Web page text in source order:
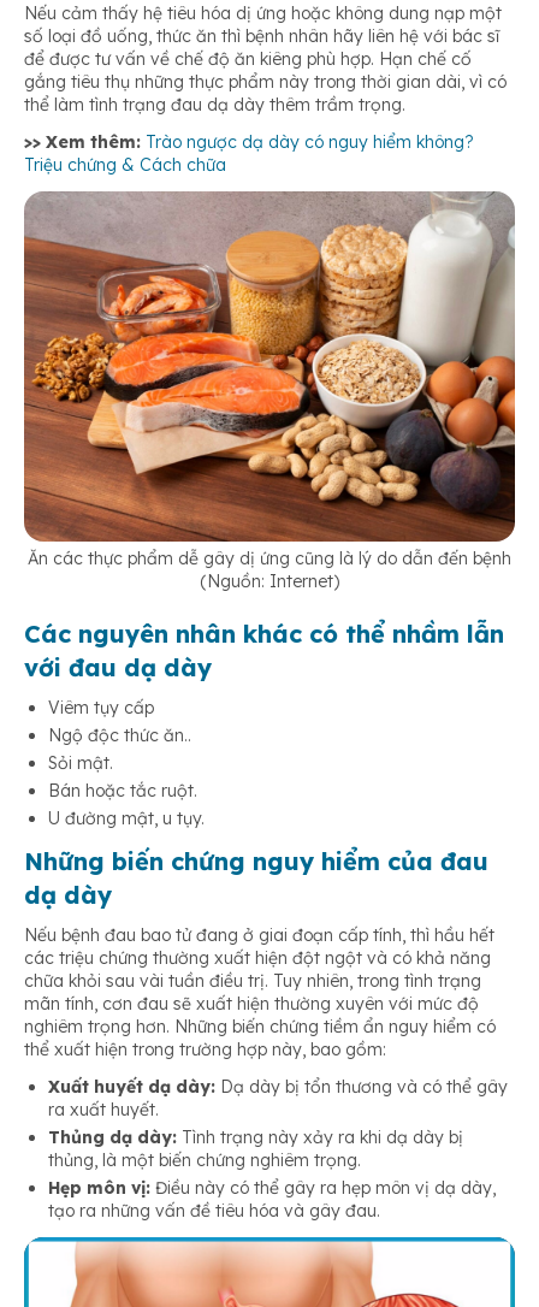
Nếu cảm thấy hệ tiêu hóa dị ứng hoặc không dung nạp một
số loại đồ uống, thức ăn thì bệnh nhân hãy liên hệ với bác sĩ
để được tư vấn về chế độ ăn kiêng phù hợp. Hạn chế cố
gắng tiêu thụ những thực phẩm này trong thời gian dài, vì có
thể làm tình trạng đau dạ dày thêm trầm trọng.
>> Xem thêm: Trào ngược dạ dày có nguy hiểm không?
Triệu chứng & Cách chữa
Ăn các thực phẩm dễ gây dị ứng cũng là lý do dẫn đến bệnh
(Nguồn: Internet)
Các nguyên nhân khác có thể nhầm lẫn
với đau dạ dày
Viêm tụy cấp
Ngộ độc thức ăn..
Sỏi mật.
Bán hoặc tắc ruột.
U đường mật, u tụy.
Những biến chứng nguy hiểm của đau
dạ dày
Nếu bệnh đau bao tử đang ở giai đoạn cấp tính, thì hầu hết
các triệu chứng thường xuất hiện đột ngột và có khả năng
chữa khỏi sau vài tuần điều trị. Tuy nhiên, trong tình trạng
mãn tính, cơn đau sẽ xuất hiện thường xuyên với mức độ
nghiêm trọng hơn. Những biến chứng tiềm ẩn nguy hiểm có
thể xuất hiện trong trường hợp này, bao gồm:
Xuất huyết dạ dày: Dạ dày bị tổn thương và có thể gây
ra xuất huyết.
Thủng dạ dày: Tình trạng này xảy ra khi dạ dày bị
thủng, là một biến chứng nghiêm trọng.
Hẹp môn vị: Điều này có thể gây ra hẹp môn vị dạ dày,
tạo ra những vấn đề tiêu hóa và gây đau.